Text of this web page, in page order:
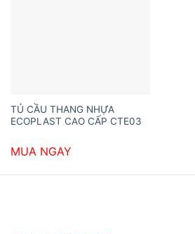
TỦ CẦU THANG NHỰA
ECOPLAST CAO CẤP CTE03
MUA NGAY